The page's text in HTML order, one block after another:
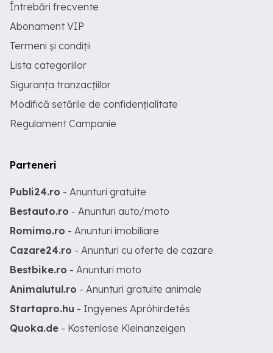
Întrebări frecvente
Abonament VIP
Termeni și condiții
Lista categoriilor
Siguranța tranzacțiilor
Modifică setările de confidențialitate
Regulament Campanie
Parteneri
Publi24.ro - Anunturi gratuite
Bestauto.ro - Anunturi auto/moto
Romimo.ro - Anunturi imobiliare
Cazare24.ro - Anunturi cu oferte de cazare
Bestbike.ro - Anunturi moto
Animalutul.ro - Anunturi gratuite animale
Startapro.hu - Ingyenes Apróhirdetés
Quoka.de - Kostenlose Kleinanzeigen